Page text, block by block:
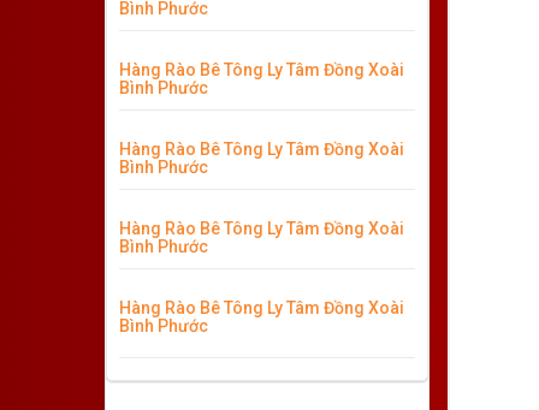
Bình Phước
Hàng Rào Bê Tông Ly Tâm Đồng Xoài
Bình Phước
Hàng Rào Bê Tông Ly Tâm Đồng Xoài
Bình Phước
Hàng Rào Bê Tông Ly Tâm Đồng Xoài
Bình Phước
Hàng Rào Bê Tông Ly Tâm Đồng Xoài
Bình Phước